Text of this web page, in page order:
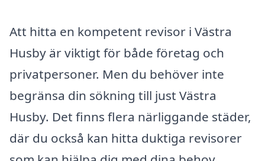
Att hitta en kompetent revisor i Västra
Husby är viktigt för både företag och
privatpersoner. Men du behöver inte
begränsa din sökning till just Västra
Husby. Det finns flera närliggande städer,
där du också kan hitta duktiga revisorer